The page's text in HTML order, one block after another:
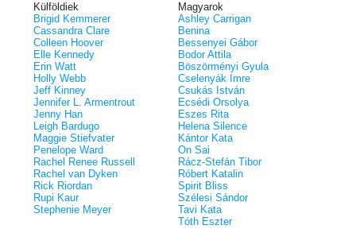
Külföldiek
Brigid Kemmerer
Cassandra Clare
Colleen Hoover
Elle Kennedy
Erin Watt
Holly Webb
Jeff Kinney
Jennifer L. Armentrout
Jenny Han
Leigh Bardugo
Maggie Stiefvater
Penelope Ward
Rachel Renee Russell
Rachel van Dyken
Rick Riordan
Rupi Kaur
Stephenie Meyer
Magyarok
Ashley Carrigan
Benina
Bessenyei Gábor
Bodor Attila
Böszörményi Gyula
Cselenyák Imre
Csukás István
Ecsédi Orsolya
Eszes Rita
Helena Silence
Kántor Kata
On Sai
Rácz-Stefán Tibor
Róbert Katalin
Spirit Bliss
Szélesi Sándor
Tavi Kata
Tóth Eszter